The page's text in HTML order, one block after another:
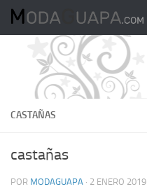
Saltar al contenido
CASTAÑAS
castañas
POR MODAGUAPA · 2 ENERO 2019